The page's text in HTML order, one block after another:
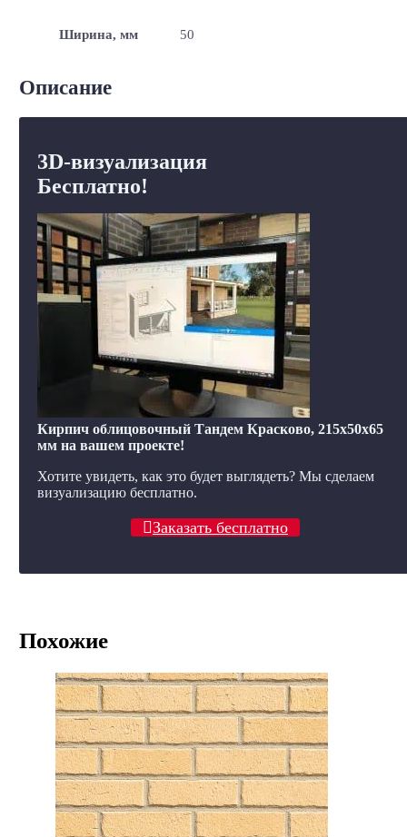
Ширина, мм 50
Описание
3D-визуализация
Бесплатно!
Кирпич облицовочный Тандем Красково, 215x50x65
мм на вашем проекте!
Хотите увидеть, как это будет выглядеть? Мы сделаем
визуализацию бесплатно.
Заказать бесплатно
Похожие